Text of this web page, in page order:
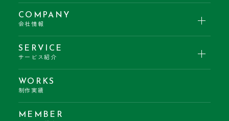
COMPANY
会社情報
SERVICE
サービス紹介
WORKS
制作実績
MEMBER